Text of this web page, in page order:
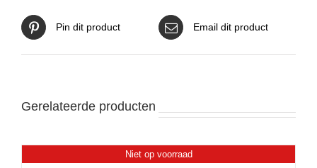
Pin dit product Email dit product
Gerelateerde producten
Niet op voorraad